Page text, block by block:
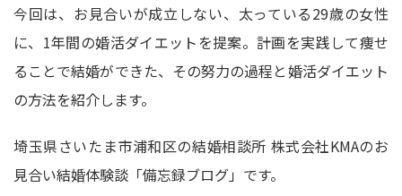
今回は、お見合いが成立しない、太っている29歳の女性
に、1年間の婚活ダイエットを提案。計画を実践して痩せ
ることで結婚ができた、その努力の過程と婚活ダイエット
の方法を紹介します。
埼玉県さいたま市浦和区の結婚相談所 株式会社KMAのお
見合い結婚体験談「備忘録ブログ」です。